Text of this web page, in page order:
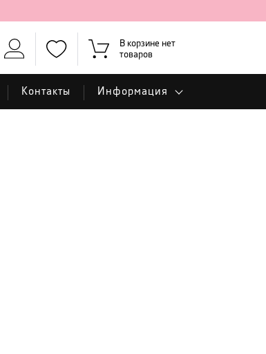
В корзине нет
товаров
Контакты Информация